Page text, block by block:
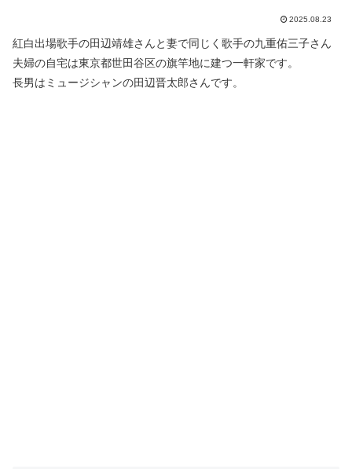
2025.08.23
紅白出場歌手の田辺靖雄さんと妻で同じく歌手の九重佑三子さん
夫婦の自宅は東京都世田谷区の旗竿地に建つ一軒家です。
長男はミュージシャンの田辺晋太郎さんです。